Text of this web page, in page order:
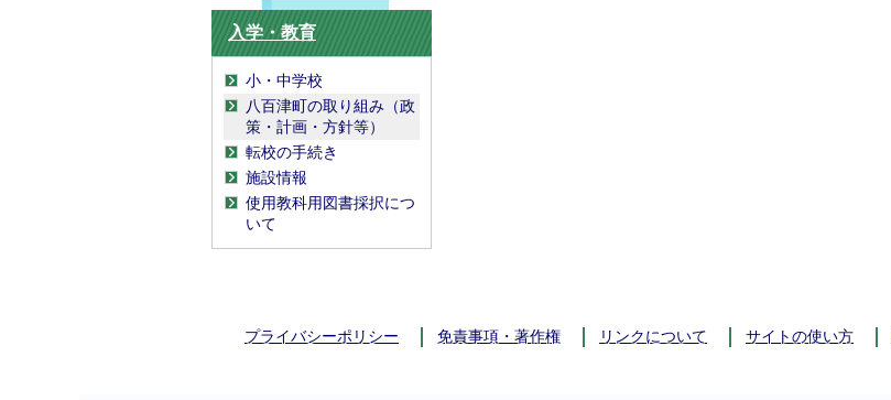
入学・教育
小・中学校
八百津町の取り組み（政
策・計画・方針等）
転校の手続き
施設情報
使用教科用図書採択につ
いて
プライバシーポリシー 免責事項・著作権 リンクについて サイトの使い方